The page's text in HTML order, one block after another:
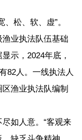
松、软、虚”。
业执法队伍基础
示，2024年底，
82人。一线执法人
渔业执法队编制
如人意。“客观来